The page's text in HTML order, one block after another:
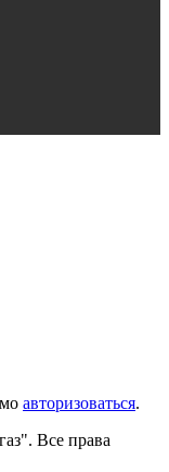
авторизоваться.
Все права